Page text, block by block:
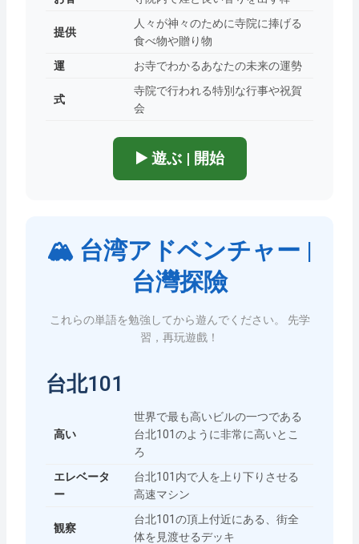
提供
人々が神々のために寺院に捧げる
食べ物や贈り物
運
お寺でわかるあなたの未来の運勢
式
寺院で行われる特別な行事や祝賀
会
▶️ 遊ぶ | 開始
🏔️ 台湾アドベンチャー |
台灣探險
これらの単語を勉強してから遊んでください。 先学
習，再玩遊戲！
台北101
高い
世界で最も高いビルの一つである
台北101のように非常に高いとこ
ろ
エレベータ
ー
台北101内で人を上り下りさせる
高速マシン
観察
台北101の頂上付近にある、街全
体を見渡せるデッキ